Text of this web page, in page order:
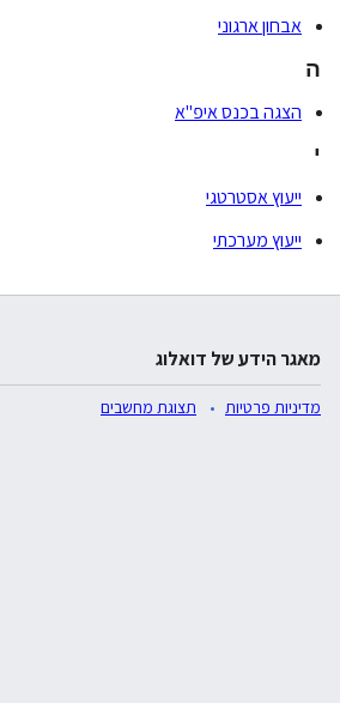
אבחון ארגוני
ה
הצגה בכנס איפ"א
י
ייעוץ אסטרטגי
ייעוץ מערכתי
מאגר הידע של דואלוג
מדיניות פרטיות תצוגת מחשבים